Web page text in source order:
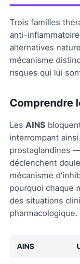
Trois familles
anti-
alternatives
mécanisme
risques qui lui
Comprendre
Les AINS
interrompant
prostaglandines
déclenchent
mécanisme
pourquoi chaque
des situations
pharmacologique.
AINS